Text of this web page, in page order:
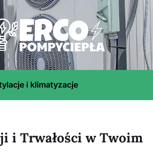
i klimatyzacje
i Trwałości w Twoim